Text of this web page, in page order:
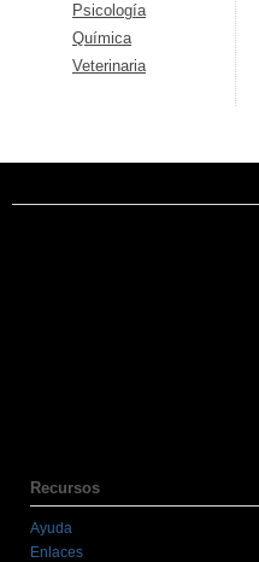
Psicología
Química
Veterinaria
Recursos
Ayuda
Enlaces